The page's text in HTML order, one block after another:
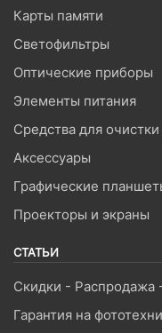
Карты памяти
Светофильтры
Оптические приборы
Элементы питания
Средства для очистки
Аксессуары
Графические
Проекторы и экраны
СТАТЬИ
Скидки - Распродажа
Гарантия на